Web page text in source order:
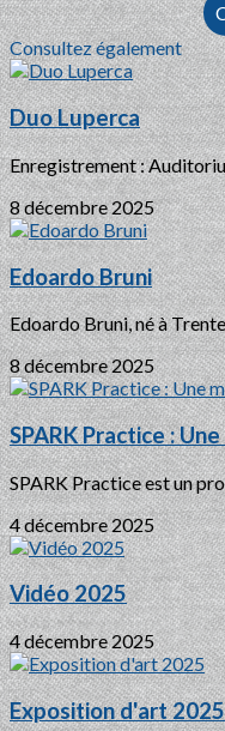
Consultez également
Duo Luperca
Enregistrement :
8 décembre 2025
Edoardo Bruni
Edoardo Bruni, né à
8 décembre 2025
SPARK Practice :
SPARK Practice est un
4 décembre 2025
Vidéo 2025
4 décembre 2025
Exposition d'art 2025